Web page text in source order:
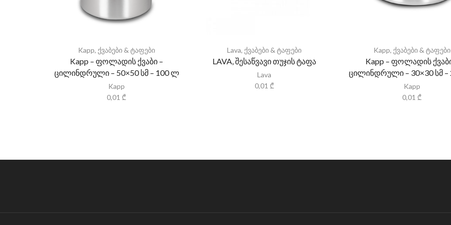
Kapp, ქვაბები & ტაფები
Kapp – ფოლადის ქვაბი –
ცილინდრული – 50×50 სმ – 100 ლ
Kapp
0,01 ₾
Lava, ქვაბები & ტაფები
LAVA, შესაწვავი თუჯის ტაფა
Lava
0,01 ₾
Kapp, ქვაბები & ტაფები
Kapp – ფოლადის
ცილინდრული – 30×30 სმ
Kapp
0,01 ₾